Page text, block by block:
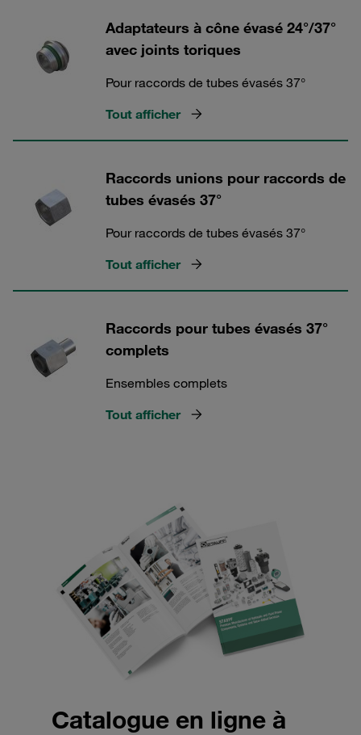
Adaptateurs à cône évasé 24°/37°
avec joints toriques
Pour raccords de tubes évasés 37°
Tout afficher
Raccords unions pour raccords de
tubes évasés 37°
Pour raccords de tubes évasés 37°
Tout afficher
Raccords pour tubes évasés 37°
complets
Ensembles complets
Tout afficher
Catalogue en ligne à